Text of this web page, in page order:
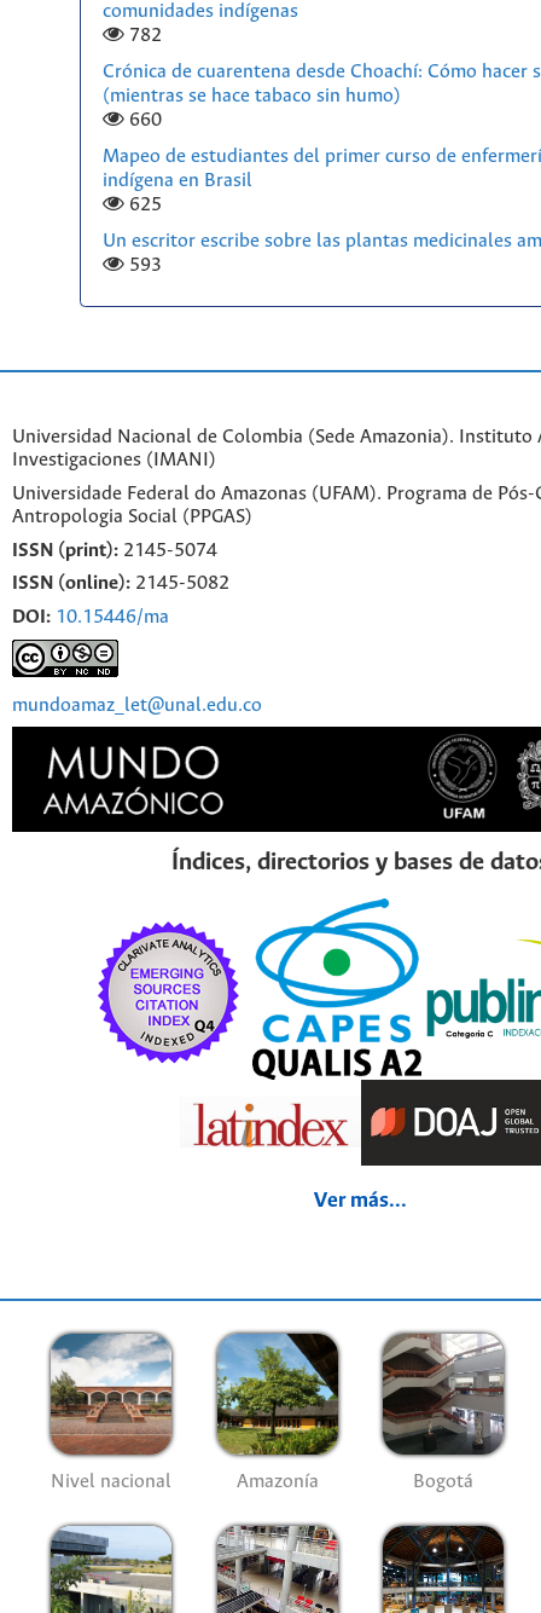
comunidades indígenas
782
Crónica de cuarentena desde Choachí: Cómo hacer
(mientras se hace tabaco sin humo)
660
Mapeo de estudiantes del primer curso de
indígena en Brasil
625
Un escritor escribe sobre las plantas medicinales
593
Universidad Nacional de Colombia (Sede Amazonia). Instituto
Investigaciones (IMANI)
Universidade Federal do Amazonas (UFAM). Programa de Pós-
Antropologia Social (PPGAS)
ISSN (print): 2145-5074
ISSN (online): 2145-5082
DOI: 10.15446/ma
mundoamaz_let@unal.edu.co
Índices, directorios y bases de
Ver más...
Nivel nacional Amazonía Bogotá